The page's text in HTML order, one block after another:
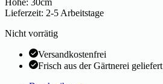
Lieferzeit: 2-5 Arbeitstage
Nicht vorrätig
Versandkostenfrei
Frisch aus der Gärtnerei geliefert